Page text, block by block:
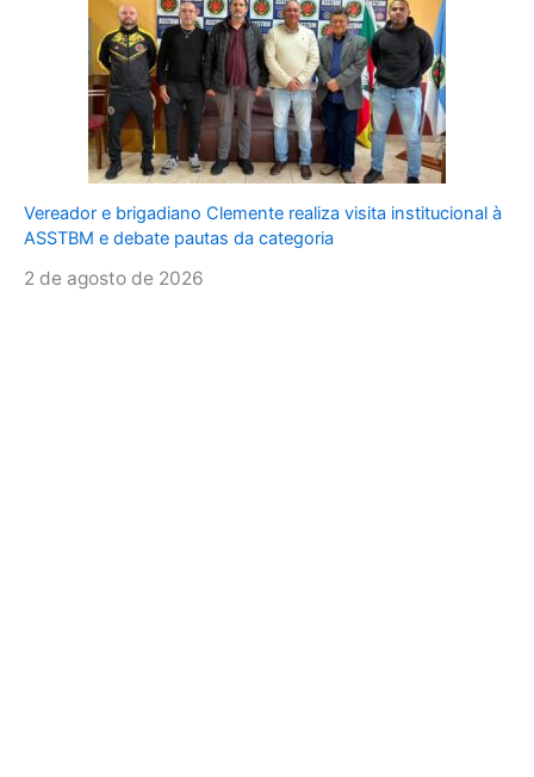
Vereador e brigadiano Clemente realiza visita institucional à
ASSTBM e debate pautas da categoria
2 de agosto de 2026